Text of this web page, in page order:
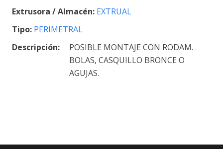
Extrusora / Almacén: EXTRUAL
Tipo: PERIMETRAL
Descripción:
POSIBLE MONTAJE CON RODAM.
BOLAS, CASQUILLO BRONCE O
AGUJAS.